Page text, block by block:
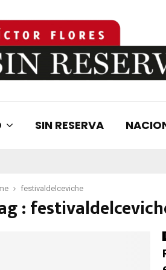
SIN RESERVA
festivaldelceviche
: